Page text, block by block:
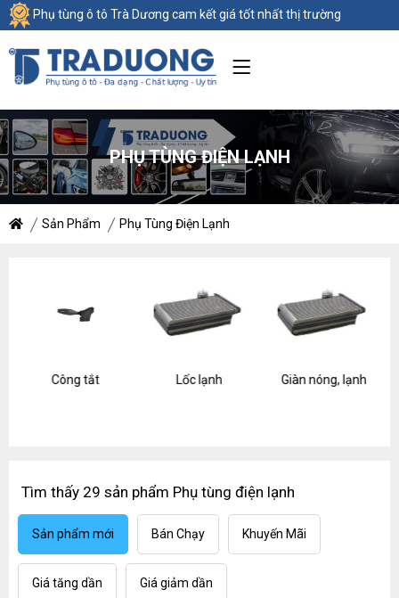
Phụ tùng ô tô Trà Dương cam kết giá tốt nhất thị trường
PHỤ TÙNG ĐIỆN LẠNH
Sản Phẩm Phụ Tùng Điện Lạnh
Công tắt Lốc lạnh Giàn nóng, lạnh
Tìm thấy 29 sản phẩm Phụ tùng điện lạnh
Sản phẩm mới Bán Chạy Khuyến Mãi
Giá tăng dần Giá giảm dần